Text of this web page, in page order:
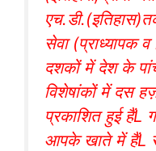
सेवा (प्राध्यापक व
दशकों में देश के
विशेषांकों में दस
प्रकाशित हुई हैंL
आपके खाते में हैंL